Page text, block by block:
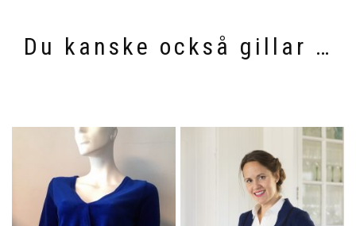
Du kanske också gillar …